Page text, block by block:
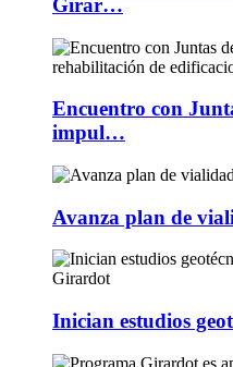
Girar…
Encuentro con
impul…
Avanza plan de
Inician estudios